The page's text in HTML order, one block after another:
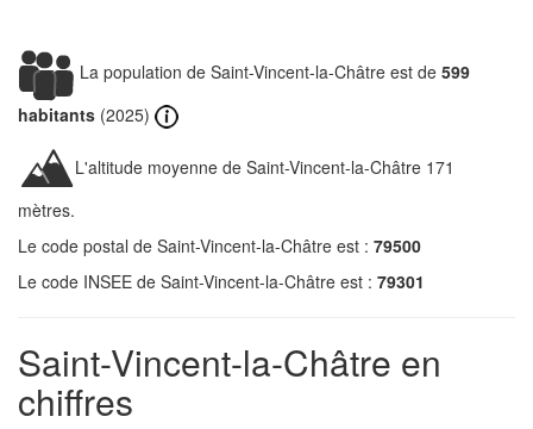
La population de Saint-Vincent-la-Châtre est de 599
habitants (2025)
L'altitude moyenne de Saint-Vincent-la-Châtre 171
mètres.
Le code postal de Saint-Vincent-la-Châtre est : 79500
Le code INSEE de Saint-Vincent-la-Châtre est : 79301
Saint-Vincent-la-Châtre en
chiffres